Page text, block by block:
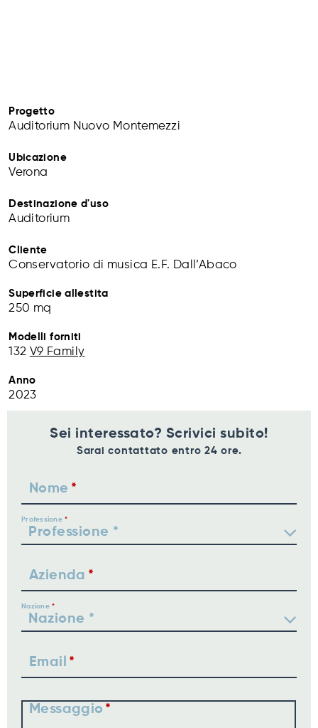
Progetto
Auditorium Nuovo Montemezzi
Ubicazione
Verona
Destinazione d'uso
Auditorium
Cliente
Conservatorio di musica E.F. Dall’Abaco
Superficie allestita
250 mq
Modelli forniti
132 V9 Family
Anno
2023
Sei interessato? Scrivici subito!
Sarai contattato entro 24 ore.
Nome
Professione
Azienda
Nazione
Email
Messaggio